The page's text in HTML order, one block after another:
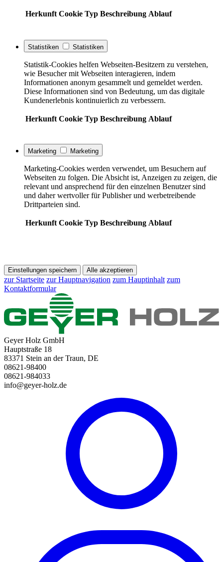
Herkunft Cookie Typ Beschreibung Ablauf
Statistiken Statistiken
Statistik-Cookies helfen Webseiten-Besitzern zu verstehen,
wie Besucher mit Webseiten interagieren, indem
Informationen anonym gesammelt und gemeldet werden.
Diese Informationen sind von Bedeutung, um das digitale
Kundenerlebnis kontinuierlich zu verbessern.
Herkunft Cookie Typ Beschreibung Ablauf
Marketing Marketing
Marketing-Cookies werden verwendet, um Besuchern auf
Webseiten zu folgen. Die Absicht ist, Anzeigen zu zeigen, die
relevant und ansprechend für den einzelnen Benutzer sind
und daher wertvoller für Publisher und werbetreibende
Drittparteien sind.
Herkunft Cookie Typ Beschreibung Ablauf
Einstellungen speichern Alle akzeptieren
zur Startseite zur Hauptnavigation zum Hauptinhalt zum
Kontaktformular
Geyer Holz GmbH
Hauptstraße 18
83371 Stein an der Traun, DE
08621-98400
08621-984033
info@geyer-holz.de